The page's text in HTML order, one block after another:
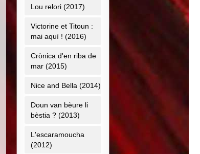
Lou relori (2017)
Victorine et Titoun :
mai aquì ! (2016)
Crònica d'en riba de
mar (2015)
Nice and Bella (2014)
Doun van bèure li
bèstia ? (2013)
L'escaramoucha
(2012)